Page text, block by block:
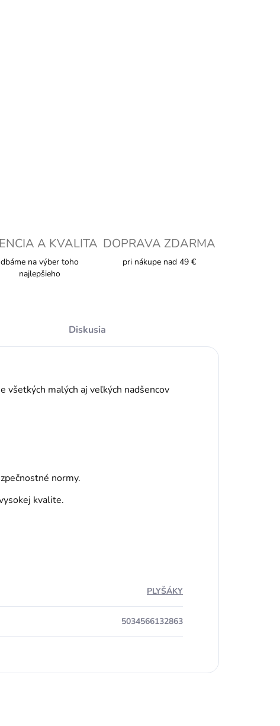
A KVALITA
dbáme na výber toho
najlepšieho
DOPRAVA ZDARMA
pri nákupe nad 49 €
Diskusia
všetkých malých aj veľkých nadšencov
normy.
kvalite.
PLYŠÁKY
5034566132863